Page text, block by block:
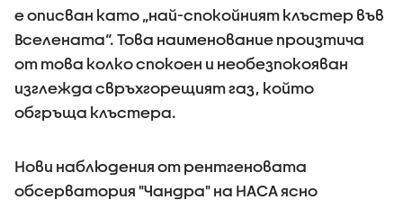
е описван като „най-спокойният клъстер във
Вселената“. Това наименование произтича
от това колко спокоен и необезпокояван
изглежда свръхгорещият газ, който
обгръща клъстера.
Нови наблюдения от рентгеновата
обсерватория "Чандра" на НАСА ясно